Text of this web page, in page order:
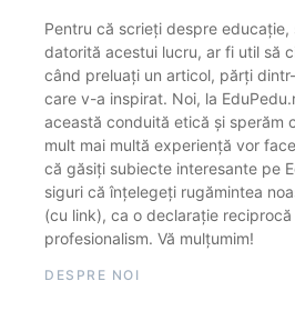
Pentru că scrieți despre
datorită acestui lucru, ar fi util să
când preluați un articol, părți
care v-a inspirat. Noi, la
această conduită etică și sperăm
mult mai multă experiență vor
că găsiți subiecte interesante pe
siguri că înțelegeți rugămintea
(cu link), ca o declarație
profesionalism. Vă mulțumim!
DESPRE NOI